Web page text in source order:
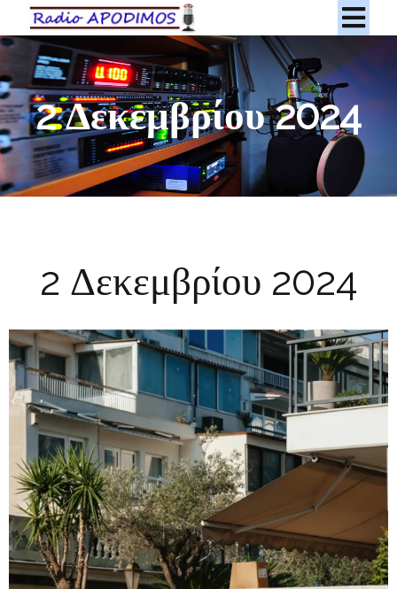
2 Δεκεμβρίου 2024
2 Δεκεμβρίου 2024